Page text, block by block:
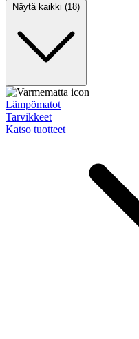
Näytä kaikki (18)
Lämpömatot
Tarvikkeet
Katso tuotteet